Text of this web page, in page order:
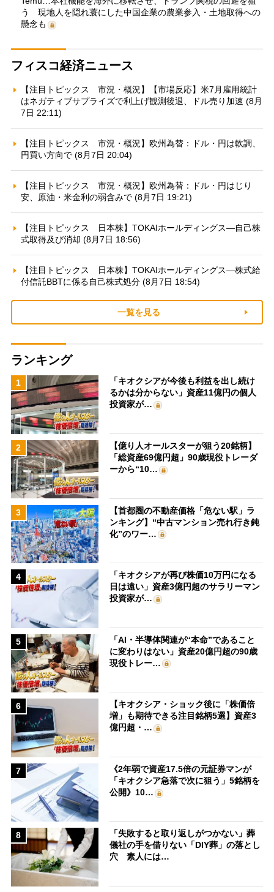
う 現地人を隠れ蓑にした中国企業の農業参入・土地取得への
懸念も
フィスコ経済ニュース
【注目トピックス 市況・概況】【市場反応】米7月雇用統計
はネガティブサプライズで利上げ観測後退、ドル売り加速 (8月
7日 22:11)
【注目トピックス 市況・概況】欧州為替：ドル・円は軟調、
円買い方向で (8月7日 20:04)
【注目トピックス 市況・概況】欧州為替：ドル・円はじり
安、原油・米金利の弱含みで (8月7日 19:21)
【注目トピックス 日本株】TOKAIホールディングス—自己株
式取得及び消却 (8月7日 18:56)
【注目トピックス 日本株】TOKAIホールディングス—株式給
付信託BBTに係る自己株式処分 (8月7日 18:54)
一覧を見る
ランキング
1
「キオクシアが今後も利益を出し続け
るかは分からない」資産11億円の個人
投資家が…
2
【億り人オールスターが狙う20銘柄】
「総資産69億円超」90歳現役トレーダ
ーから“10…
3
【首都圏の不動産価格「危ない駅」ラ
ンキング】“中古マンション売れ行き鈍
化”のワー…
4
「キオクシアが再び株価10万円になる
日は遠い」資産3億円超のサラリーマン
投資家が…
5
「AI・半導体関連が“本命”であること
に変わりはない」資産20億円超の90歳
現役トレー…
6
【キオクシア・ショック後に「株価倍
増」も期待できる注目銘柄5選】資産3
億円超・…
7
《2年弱で資産17.5倍の元証券マンが
「キオクシア急落で次に狙う」5銘柄を
公開》10…
8
「失敗すると取り返しがつかない」葬
儀社の手を借りない「DIY葬」の落とし
穴 素人には…